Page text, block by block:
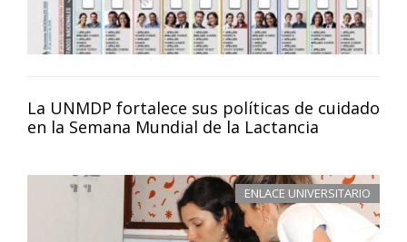
La UNMDP fortalece sus políticas de cuidado
en la Semana Mundial de la Lactancia
ENLACE UNIVERSITARIO